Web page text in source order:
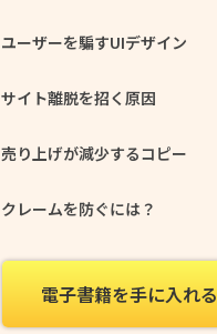
ユーザーを騙すUIデザイン
サイト離脱を招く原因
売り上げが減少するコピー
クレームを防ぐには？
電子書籍を手に入れる